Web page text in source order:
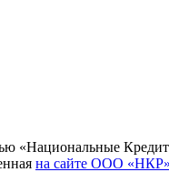
«Национальные
на сайте ООО «НКР»